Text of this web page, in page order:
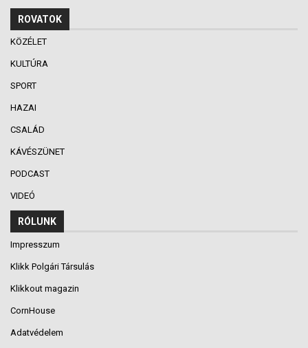
ROVATOK
KÖZÉLET
KULTÚRA
SPORT
HAZAI
CSALÁD
KÁVÉSZÜNET
PODCAST
VIDEÓ
RÓLUNK
Impresszum
Klikk Polgári Társulás
Klikkout magazin
CornHouse
Adatvédelem